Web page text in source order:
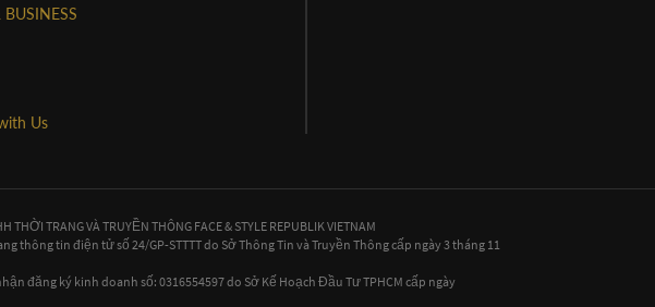
BUSINESS
Us
THỜI TRANG VÀ TRUYỀN THÔNG FACE & STYLE REPUBLIK VIETNAM
thông tin điện tử số 24/GP-STTTT do Sở Thông Tin và Truyền Thông cấp ngày 3 tháng 11
đăng ký kinh doanh số: 0316554597 do Sở Kế Hoạch Đầu Tư TPHCM cấp ngày